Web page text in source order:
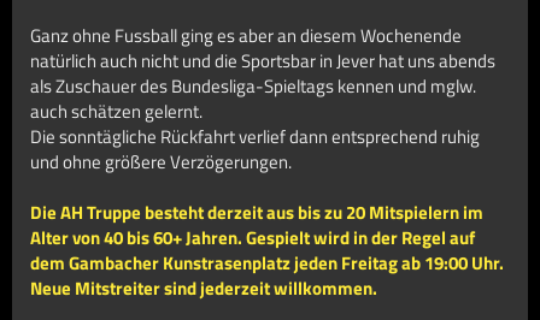
Ganz ohne Fussball ging es aber an diesem Wochenende
natürlich auch nicht und die Sportsbar in Jever hat uns abends
als Zuschauer des Bundesliga-Spieltags kennen und mglw.
auch schätzen gelernt.
Die sonntägliche Rückfahrt verlief dann entsprechend ruhig
und ohne größere Verzögerungen.
Die AH Truppe besteht derzeit aus bis zu 20 Mitspielern im
Alter von 40 bis 60+ Jahren. Gespielt wird in der Regel auf
dem Gambacher Kunstrasenplatz jeden Freitag ab 19:00 Uhr.
Neue Mitstreiter sind jederzeit willkommen.